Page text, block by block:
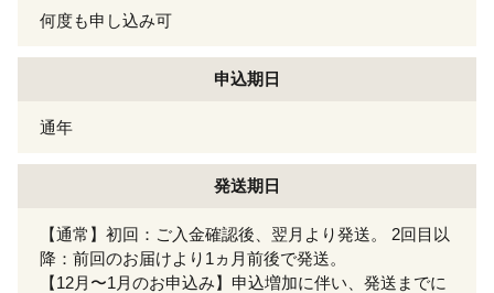
何度も申し込み可
申込期日
通年
発送期日
【通常】初回：ご入金確認後、翌月より発送。 2回目以
降：前回のお届けより1ヵ月前後で発送。
【12月〜1月のお申込み】申込増加に伴い、発送までに